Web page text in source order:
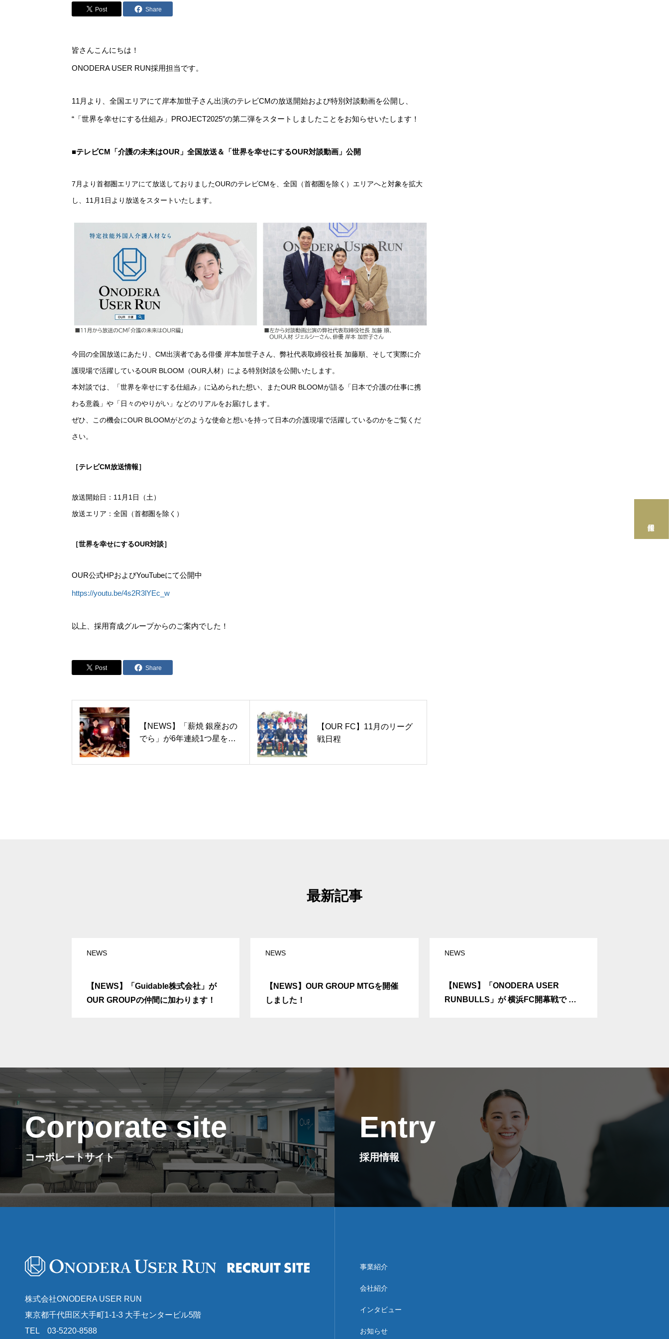
会社紹介
Post Share
皆さんこんにちは！
ONODERA USER RUN採用担当です。
11月より、全国エリアにて岸本加世子さん出演のテレビCMの放送開始および特別対談動画を公開し、
“「世界を幸せにする仕組み」PROJECT2025″の第二弾をスタートしましたことをお知らせいたします！
■テレビCM「介護の未来はOUR」全国放送＆「世界を幸せにするOUR対談動画」公開
7月より首都圏エリアにて放送しておりましたOURのテレビCMを、全国（首都圏を除く）エリアへと対象を拡大
し、11月1日より放送をスタートいたします。
今回の全国放送にあたり、CM出演者である俳優 岸本加世子さん、弊社代表取締役社長 加藤順、そして実際に介
護現場で活躍しているOUR BLOOM（OUR人材）による特別対談を公開いたします。
本対談では、「世界を幸せにする仕組み」に込められた想い、またOUR BLOOMが語る「日本で介護の仕事に携
わる意義」や「日々のやりがい」などのリアルをお届けします。
ぜひ、この機会にOUR BLOOMがどのような使命と想いを持って日本の介護現場で活躍しているのかをご覧くだ
さい。
［テレビCM放送情報］
放送開始日：11月1日（土）
放送エリア：全国（首都圏を除く）
［世界を幸せにするOUR対談］
OUR公式HPおよびYouTubeにて公開中
https://youtu.be/4s2R3lYEc_w
以上、採用育成グループからのご案内でした！
Post Share
【NEWS】「薪焼 銀座おの
でら」が6年連続1つ星を獲
【OUR FC】11月のリーグ
戦日程
最新記事
NEWS
【NEWS】「Guidable株式会社」が
OUR GROUPの仲間に加わります！
NEWS
【NEWS】OUR GROUP MTGを開催
しました！
NEWS
【NEWS】「ONODERA USER
RUNBULLS」が 横浜FC開幕戦で ス
Corporate site
コーポレートサイト
Entry
採用情報
株式会社ONODERA USER RUN
東京都千代田区大手町1-1-3 大手センタービル5階
TEL 03-5220-8588
事業紹介
会社紹介
インタビュー
お知らせ